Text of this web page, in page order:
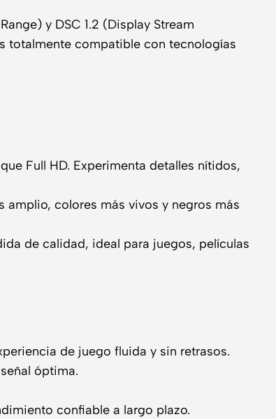
y DSC 1.2 (Display Stream
totalmente compatible con tecnologías
Full HD. Experimenta detalles nítidos,
colores más vivos y negros más
de calidad, ideal para juegos, películas
de juego fluida y sin retrasos.
óptima.
confiable a largo plazo.